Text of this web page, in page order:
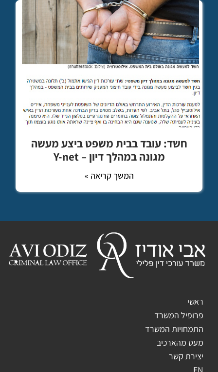
חשד: עובד בבית משפט ביצע מעשה
מגונה במהלך דיון – Y-net
המשך קריאה »
ראשי
פרופיל המשרד
התמחויות המשרד
מעט מהארכיב
יצירת קשר